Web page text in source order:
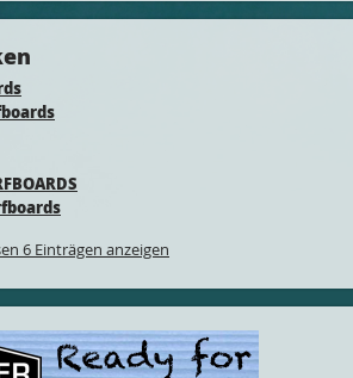
6 Einträgen anzeigen